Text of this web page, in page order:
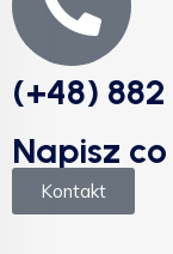
(+48) 882
Napisz
Kontakt